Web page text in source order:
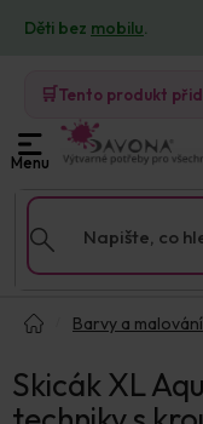
obsah
Děti bez mobilu.
🛒Tento produkt
Barvy a malování
Skicák XL